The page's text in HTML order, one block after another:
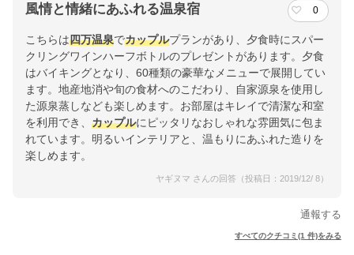
風情と情緒にあふれる温泉宿 0
こちらは四万温泉でカップルプランがあり、夕食時にスパー
クリングワインハーフボトルのプレゼントがあります。夕食
はバイキングとなり、60種類の豪華なメニューで展開してい
ます。地産地消や旬の食材へのこだわり、自家源泉を使用し
た源泉蒸しなども楽しめます。お部屋はキレイで清潔な和室
を利用でき、 カップルにピッタリなおしゃれな雰囲気に包ま
れています。明るいインテリアと、温もりにあふれた造りを
楽しめます。
ヤギヌマ さんの回答（投稿日：2019/12/ 8）
通報する
すべてのクチコミ(1 件)をみる